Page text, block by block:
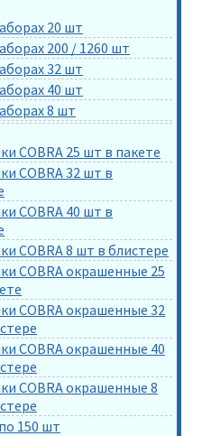
20 шт
200 / 1260 шт
32 шт
40 шт
8 шт
COBRA 25 шт в пакете
COBRA 32 шт в
COBRA 40 шт в
COBRA 8 шт в блистере
COBRA окрашенные 25
COBRA окрашенные 32
COBRA окрашенные 40
COBRA окрашенные 8
150 шт